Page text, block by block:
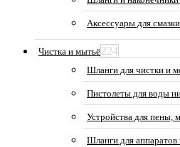
Аксессуары для смазки
Чистка и мытьё224
Шланги для чистки и
Пистолеты для воды
Устройства для пены,
Шланги для аппаратов